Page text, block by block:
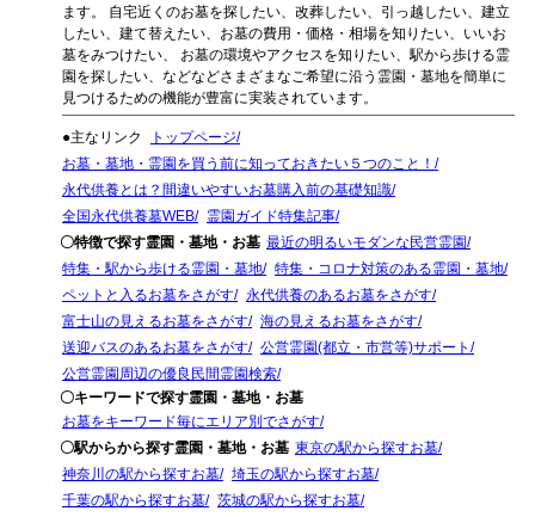
ます。 自宅近くのお墓を探したい、改葬したい、引っ越したい、建立
したい、建て替えたい、お墓の費用・価格・相場を知りたい、いいお
墓をみつけたい、 お墓の環境やアクセスを知りたい、駅から歩ける霊
園を探したい、などなどさまざまなご希望に沿う霊園・墓地を簡単に
見つけるための機能が豊富に実装されています。
●主なリンク
トップページ
お墓・墓地・霊園を買う前に知っておきたい５つのこと！
永代供養とは？間違いやすいお墓購入前の基礎知識
全国永代供養墓WEB
霊園ガイド特集記事
〇特徴で探す霊園・墓地・お墓 最近の明るいモダンな民営霊園
特集・駅から歩ける霊園・墓地
特集・コロナ対策のある霊園・墓地
ペットと入るお墓をさがす
永代供養のあるお墓をさがす
富士山の見えるお墓をさがす
海の見えるお墓をさがす
送迎バスのあるお墓をさがす
公営霊園(都立・市営等)サポート
公営霊園周辺の優良民間霊園検索
〇キーワードで探す霊園・墓地・お墓
お墓をキーワード毎にエリア別でさがす
〇駅からから探す霊園・墓地・お墓 東京の駅から探すお墓
神奈川の駅から探すお墓
埼玉の駅から探すお墓
千葉の駅から探すお墓
茨城の駅から探すお墓